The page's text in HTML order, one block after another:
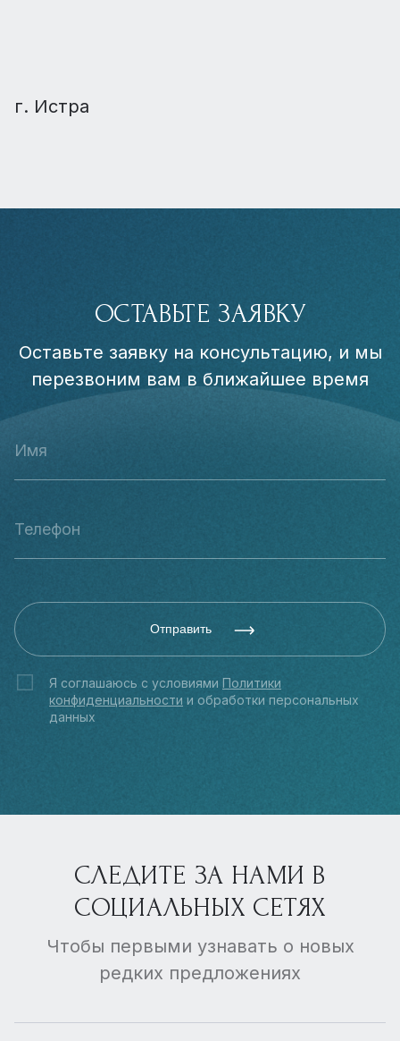
г. Истра
ОСТАВЬТЕ ЗАЯВКУ
Оставьте заявку на консультацию, и мы
перезвоним вам в ближайшее время
Отправить
Я соглашаюсь с условиями Политики
конфиденциальности и обработки персональных
данных
СЛЕДИТЕ ЗА НАМИ В
СОЦИАЛЬНЫХ СЕТЯХ
Чтобы первыми узнавать о новых
редких предложениях